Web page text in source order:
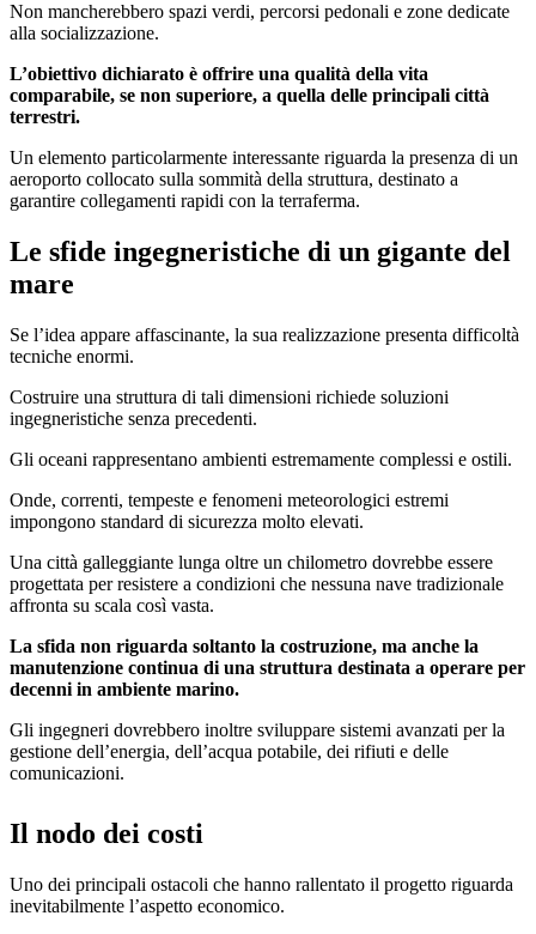
Non mancherebbero spazi verdi, percorsi pedonali e zone dedicate
alla socializzazione.
L’obiettivo dichiarato è offrire una qualità della vita
comparabile, se non superiore, a quella delle principali città
terrestri.
Un elemento particolarmente interessante riguarda la presenza di un
aeroporto collocato sulla sommità della struttura, destinato a
garantire collegamenti rapidi con la terraferma.
Le sfide ingegneristiche di un gigante del
mare
Se l’idea appare affascinante, la sua realizzazione presenta difficoltà
tecniche enormi.
Costruire una struttura di tali dimensioni richiede soluzioni
ingegneristiche senza precedenti.
Gli oceani rappresentano ambienti estremamente complessi e ostili.
Onde, correnti, tempeste e fenomeni meteorologici estremi
impongono standard di sicurezza molto elevati.
Una città galleggiante lunga oltre un chilometro dovrebbe essere
progettata per resistere a condizioni che nessuna nave tradizionale
affronta su scala così vasta.
La sfida non riguarda soltanto la costruzione, ma anche la
manutenzione continua di una struttura destinata a operare per
decenni in ambiente marino.
Gli ingegneri dovrebbero inoltre sviluppare sistemi avanzati per la
gestione dell’energia, dell’acqua potabile, dei rifiuti e delle
comunicazioni.
Il nodo dei costi
Uno dei principali ostacoli che hanno rallentato il progetto riguarda
inevitabilmente l’aspetto economico.